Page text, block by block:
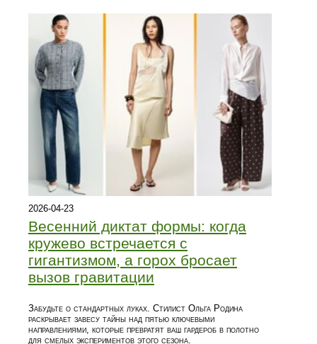
2026-04-23
Весенний диктат формы: когда
кружево встречается с
гигантизмом, а горох бросает
вызов гравитации
Забудьте о стандартных луках. Стилист Ольга Родина
раскрывает завесу тайны над пятью ключевыми
направлениями, которые превратят ваш гардероб в полотно
для смелых экспериментов этого сезона.